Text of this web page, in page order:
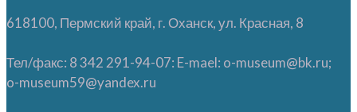
618100, Пермский край, г. Оханск, ул. Красная, 8
Тел/факс: 8 342 291-94-07: E-mael: o-museum@bk.ru;
o-museum59@yandex.ru